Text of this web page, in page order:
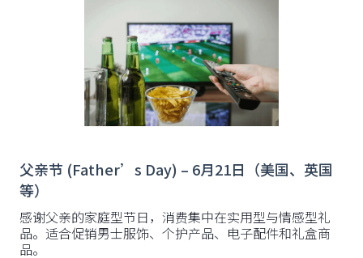
父亲节 (Father’s Day) – 6月21日（美国、英国
等）
感谢父亲的家庭型节日，消费集中在实用型与情感型礼
品。适合促销男士服饰、个护产品、电子配件和礼盒商
品。